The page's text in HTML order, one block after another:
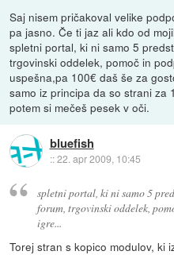
Saj nisem pričakoval velike
pa jasno. Če ti jaz ali kdo od
spletni portal, ki ni samo 5
trgovinski oddelek, pomoč in
uspešna,pa 100€ daš še za
samo iz principa da so strani za
potem si mečeš pesek v oči.
bluefish
::22. apr 2009, 10:45
spletni portal, ki ni samo 5
forum, trgovinski oddelek,
igre...
Torej stran s kopico modulov, ki